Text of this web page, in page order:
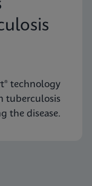
technology
tuberculosis
the disease.